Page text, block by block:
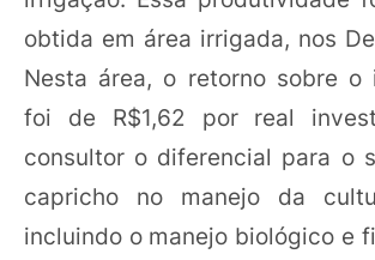
obtida em área irrigada, nos
Nesta área, o retorno sobre o
foi de R$1,62 por real
consultor o diferencial para o
capricho no manejo da
incluindo o manejo biológico e